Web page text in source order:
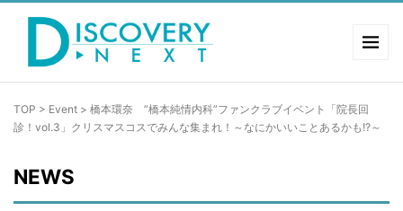
TOP > Event > 橋本環奈 ”橋本純情内科”ファンクラブイベント「院長回
診！vol.3」クリスマスコスでみんな集まれ！～なにかいいことあるかも!?～
NEWS